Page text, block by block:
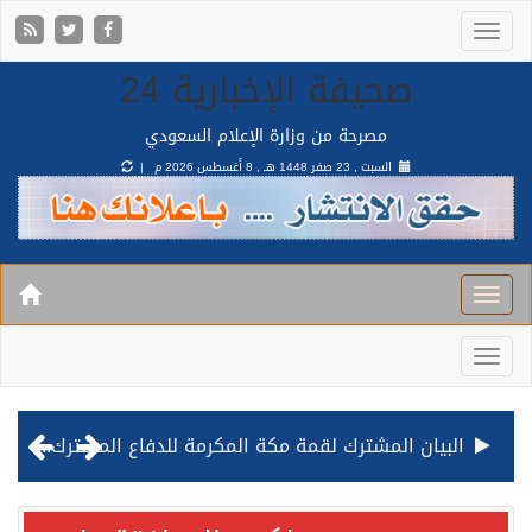
صحيفة الإخبارية 24
مصرحة من وزارة الإعلام السعودي
السبت , 23 صفر 1448 هـ , 8 أغسطس 2026 م |
البيان المشترك لقمة مكة المكرمة للدفاع المشترك بين المملكة وتركيا وباكستان
قيادة القوات المشتركة للتحالف: نفذنا عملية رد عسكري متناسبة لأهداف عسكرية مشروعة تابعة للمليشيا الحوثية الإرهابية في محافظة الحديدة